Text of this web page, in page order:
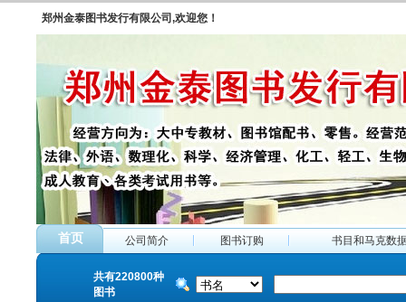
郑州金泰图书发行有限公司,欢迎您！
首页 公司简介 图书订购 书目和马克数
共有220800种
图书